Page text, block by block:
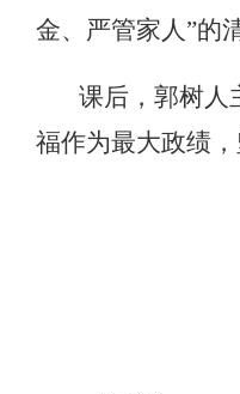
金、严管家人”的
课后，郭树人
福作为最大政绩